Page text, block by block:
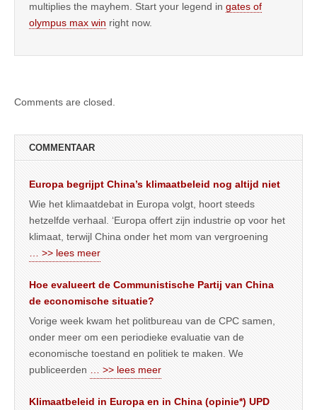
multiplies the mayhem. Start your legend in gates of
olympus max win right now.
Comments are closed.
COMMENTAAR
Europa begrijpt China’s klimaatbeleid nog altijd niet
Wie het klimaatdebat in Europa volgt, hoort steeds
hetzelfde verhaal. ‘Europa offert zijn industrie op voor het
klimaat, terwijl China onder het mom van vergroening
… >> lees meer
Hoe evalueert de Communistische Partij van China
de economische situatie?
Vorige week kwam het politbureau van de CPC samen,
onder meer om een periodieke evaluatie van de
economische toestand en politiek te maken. We
publiceerden
… >> lees meer
Klimaatbeleid in Europa en in China (opinie*) UPD